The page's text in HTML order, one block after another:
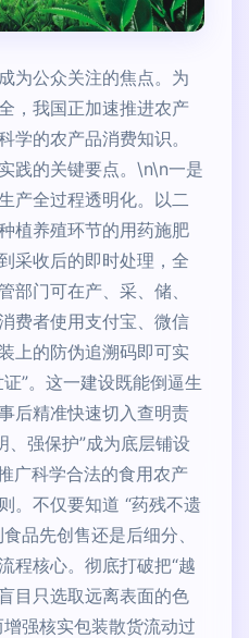
为公众关注的焦点。为
，我国正加速推进农产
学的农产品消费知识。
践的关键要点。\n\n一是
产全过程透明化。以二
植养殖环节的用药施肥
采收后的即时处理，全
部门可在产、采、储、
费者使用支付宝、微信
上的防伪追溯码即可实
”。这一建设既能倒逼生
后精准快速切入查明责
强保护”成为底层铺设
广科学合法的食用农产
。不仅要知道 “药残不遗
品先创售还是后细分、
程核心。彻底打破把“越
目只选取远离表面的色
强核实包装散货流动过